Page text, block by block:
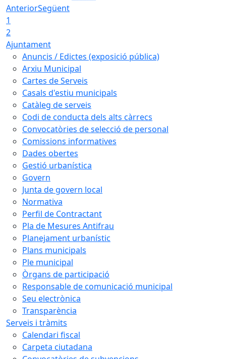
AnteriorSegüent
1
2
Ajuntament
Anuncis / Edictes (exposició pública)
Arxiu Municipal
Cartes de Serveis
Casals d'estiu municipals
Catàleg de serveis
Codi de conducta dels alts càrrecs
Convocatòries de selecció de personal
Comissions informatives
Dades obertes
Gestió urbanística
Govern
Junta de govern local
Normativa
Perfil de Contractant
Pla de Mesures Antifrau
Planejament urbanístic
Plans municipals
Ple municipal
Òrgans de participació
Responsable de comunicació municipal
Seu electrònica
Transparència
Serveis i tràmits
Calendari fiscal
Carpeta ciutadana